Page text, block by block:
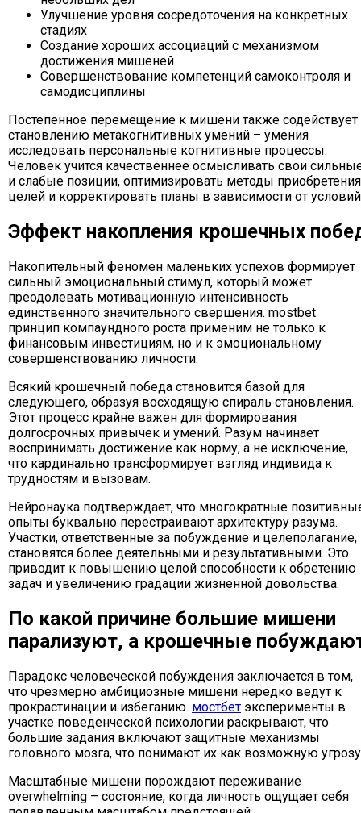
Улучшение уровня сосредоточения на конкретных
стадиях
Создание хороших ассоциаций с механизмом
достижения мишеней
Совершенствование компетенций самоконтроля и
самодисциплины
Постепенное перемещение к мишени также содействует
становлению метакогнитивных умений – умения
исследовать персональные когнитивные процессы.
Человек учится качественнее осмысливать свои
и слабые позиции, оптимизировать методы приобретения
целей и корректировать планы в зависимости от
Эффект накопления крошечных
Накопительный феномен маленьких успехов формирует
сильный эмоциональный стимул, который может
преодолевать мотивационную интенсивность
единственного значительного свершения. mostbet
принцип компаундного роста применим не только к
финансовым инвестициям, но и к эмоциональному
совершенствованию личности.
Всякий крошечный победа становится базой для
следующего, образуя восходящую спираль становления.
Этот процесс крайне важен для формирования
долгосрочных привычек и умений. Разум начинает
воспринимать достижение как норму, а не исключение,
что кардинально трансформирует взгляд индивида к
трудностям и вызовам.
Нейронаука подтверждает, что многократные
опыты буквально перестраивают архитектуру разума.
Участки, ответственные за побуждение и целеполагание,
становятся более деятельными и результативными. Это
приводит к повышению целой способности к обретению
задач и увеличению градации жизненной довольства.
По какой причине большие мишени
парализуют, а крошечные
Парадокс человеческой побуждения заключается в том,
что чрезмерно амбициозные мишени нередко ведут к
прокрастинации и избеганию. мостбет эксперименты в
участке поведенческой психологии раскрывают, что
большие задания включают защитные механизмы
головного мозга, что понимают их как возможную
Масштабные мишени порождают переживание
overwhelming – состояние, когда личность ощущает себя